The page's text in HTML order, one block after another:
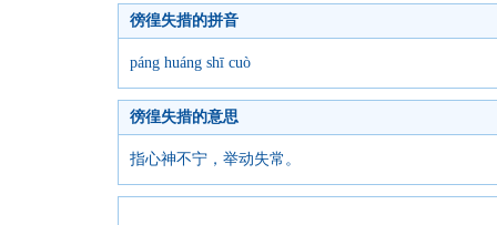
徬徨失措的拼音
páng huáng shī cuò
徬徨失措的意思
指心神不宁，举动失常。